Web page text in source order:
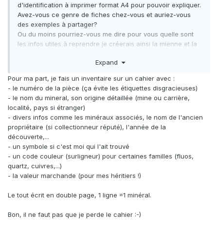
d'identification à imprimer format A4 pour pouvoir expliquer.
Avez-vous ce genre de fiches chez-vous et auriez-vous
des exemples à partager?
Ou du moins pourriez-vous me dire pour vous quelle sont
les infos utiles à reprendre je créerais ainsi la mienne et la
Expand
Pour ma part, je fais un inventaire sur un cahier avec :
- le numéro de la pièce (ça évite les étiquettes disgracieuses)
- le nom du mineral, son origine détaillée (mine ou carrière,
localité, pays si étranger)
- divers infos comme les minéraux associés, le nom de l'ancien
propriétaire (si collectionneur réputé), l'année de la
découverte,...
- un symbole si c'est moi qui l'ait trouvé
- un code couleur (surligneur) pour certaines familles (fluos,
quartz, cuivres,...)
- la valeur marchande (pour mes héritiers !)
Le tout écrit en double page, 1 ligne =1 minéral.
Bon, il ne faut pas que je perde le cahier :-)